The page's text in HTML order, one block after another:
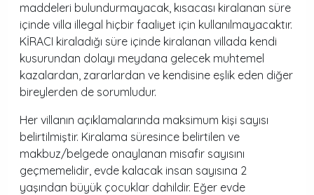
maddeleri bulundurmayacak, kısacası kiralanan süre
içinde villa illegal hiçbir faaliyet için kullanılmayacaktır.
KİRACI kiraladığı süre içinde kiralanan villada kendi
kusurundan dolayı meydana gelecek muhtemel
kazalardan, zararlardan ve kendisine eşlik eden diğer
bireylerden de sorumludur.
Her villanın açıklamalarında maksimum kişi sayısı
belirtilmiştir. Kiralama süresince belirtilen ve
makbuz/belgede onaylanan misafir sayısını
geçmemelidir, evde kalacak insan sayısına 2
yaşından büyük çocuklar dahildir. Eğer evde